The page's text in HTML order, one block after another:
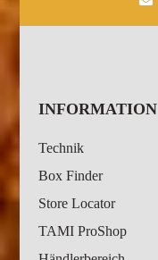
INFORMATION
Technik
Box Finder
Store Locator
TAMI ProShop